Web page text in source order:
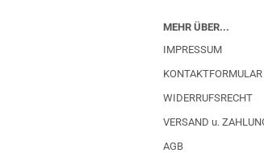
MEHR ÜBER...
IMPRESSUM
KONTAKTFORMULAR
WIDERRUFSRECHT
VERSAND u.
AGB